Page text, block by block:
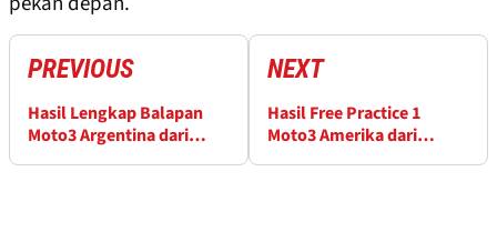
PREVIOUS
Hasil Lengkap Balapan
Moto3 Argentina dari
NEXT
Hasil Free Practice 1
Moto3 Amerika dari